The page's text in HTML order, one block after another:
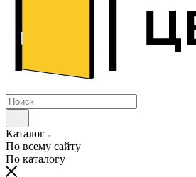
Каталог
По всему сайту
По каталогу